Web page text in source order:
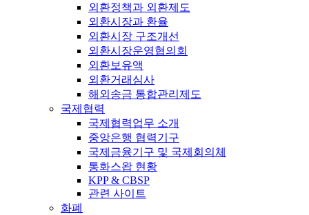
외환정책과 외환제도
외환시장과 환율
외환시장 구조개선
외환시장운영협의회
외환보유액
외환거래심사
해외송금 통합관리제도
국제협력
국제협력업무 소개
중앙은행 협력기구
국제금융기구 및 국제회의체
통화스왑 현황
KPP & CBSP
관련 사이트
화폐